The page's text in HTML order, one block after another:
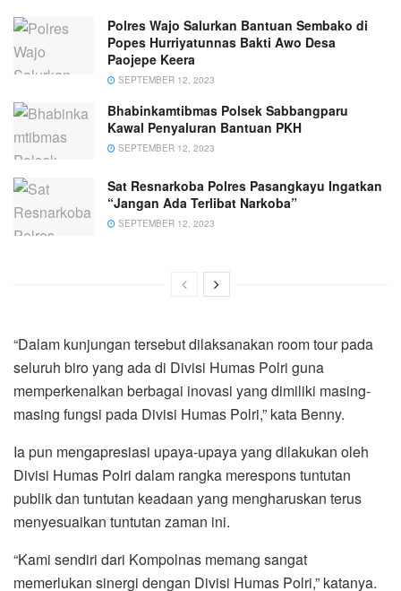
Polres Wajo Salurkan Bantuan Sembako di
Popes Hurriyatunnas Bakti Awo Desa
Paojepe Keera
SEPTEMBER 12, 2023
Bhabinkamtibmas Polsek Sabbangparu
Kawal Penyaluran Bantuan PKH
SEPTEMBER 12, 2023
Sat Resnarkoba Polres Pasangkayu Ingatkan
“Jangan Ada Terlibat Narkoba”
SEPTEMBER 12, 2023
“Dalam kunjungan tersebut dilaksanakan room tour pada
seluruh biro yang ada di Divisi Humas Polri guna
memperkenalkan berbagai inovasi yang dimiliki masing-
masing fungsi pada Divisi Humas Polri,” kata Benny.
Ia pun mengapresiasi upaya-upaya yang dilakukan oleh
Divisi Humas Polri dalam rangka merespons tuntutan
publik dan tuntutan keadaan yang mengharuskan terus
menyesuaikan tuntutan zaman ini.
“Kami sendiri dari Kompolnas memang sangat
memerlukan sinergi dengan Divisi Humas Polri,” katanya.